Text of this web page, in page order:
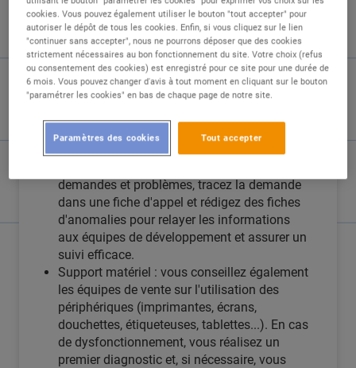
informatique.
Vous assisterez l'ensemble des utilisateurs sur
l'utilisation de notre matériel et de nos logiciels.
Vos principales responsabilités :
Support logiciel : Vous conseillez les équipes
de vente sur l'utilisation de notre logiciel de
demandes et problèmes, tracez la demande
dans une fiche d'appel et rédigez des fiches
d'anomalies pour relayer les informations
aux équipes de développement et assurer un
suivi efficace.
Support matériel : vous conseillez également
les équipes de vente sur l'utilisation des
périphériques (imprimantes, écrans,
douchettes, étiqueteuses, tablettes...). En cas
de dysfonctionnement, vous réalisez un
premier diagnostic et, si nécessaire, vous
cookies. Vous pouvez également utiliser le bouton "tout accepter" pour
autoriser le dépôt de tous les cookies. Enfin, si vous cliquez sur le lien
"continuer sans accepter", nous ne pourrons déposer que des cookies
strictement nécessaires au bon fonctionnement du site. Votre choix (refus
ou consentement des cookies) est enregistré pour ce site pour une durée de
6 mois. Vous pouvez changer d'avis à tout moment en cliquant sur le bouton
"paramétrer les cookies" en bas de chaque page de notre site.
Tout accepter
Paramètres des cookies